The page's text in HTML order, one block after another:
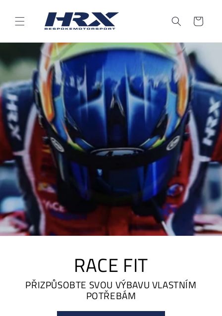
obsahu Košík
RACE FIT
PŘIZPŮSOBTE SVOU VÝBAVU VLASTNÍM
POTŘEBÁM